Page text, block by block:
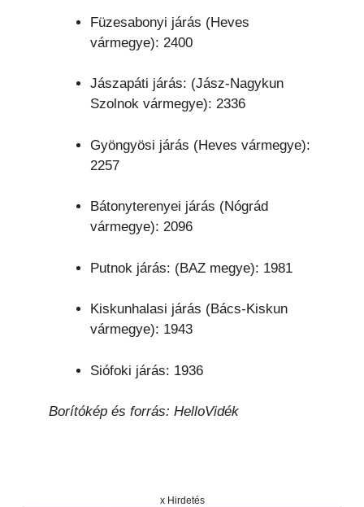
Füzesabonyi járás (Heves
vármegye): 2400
Jászapáti járás: (Jász-Nagykun
Szolnok vármegye): 2336
Gyöngyösi járás (Heves vármegye):
2257
Bátonyterenyei járás (Nógrád
vármegye): 2096
Putnok járás: (BAZ megye): 1981
Kiskunhalasi járás (Bács-Kiskun
vármegye): 1943
Siófoki járás: 1936
Borítókép és forrás: HelloVidék
x Hirdetés